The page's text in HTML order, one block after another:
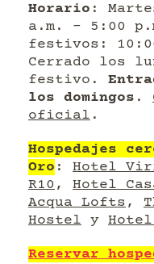
Horario :
a.m. – 5:00
festivos:
Cerrado los
festivo.
los domingos .
oficial .
Hospedajes
Oro : Hotel
R10, Hotel
Acqua Lofts,
Hostel y Hotel
Reservar